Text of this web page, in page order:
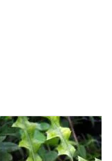
มิลลิเมตร และ
เป็นแฉก 4 แฉก
ดกว้างประมาณ
0.5 มิลลิเมตร ผิว
ยู่บริเวณปลายของ
เล็กน้อย (แบ่ง